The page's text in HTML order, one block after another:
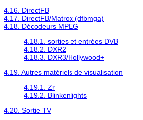
4.16. DirectFB
4.17. DirectFB/Matrox (dfbmga)
4.18. Décodeurs MPEG
4.18.1. sorties et entrées DVB
4.18.2. DXR2
4.18.3. DXR3/Hollywood+
4.19. Autres matériels de visualisation
4.19.1. Zr
4.19.2. Blinkenlights
4.20. Sortie TV